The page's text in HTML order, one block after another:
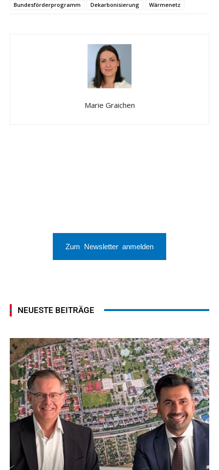
Bundesförderprogramm
Dekarbonisierung Wärmenetz
Marie Graichen
Zum Newsletter anmelden
NEUESTE BEITRÄGE